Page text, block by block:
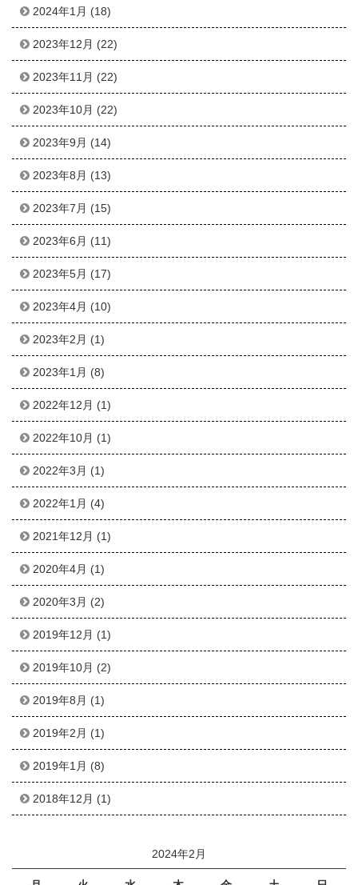
2024年1月 (18)
2023年12月 (22)
2023年11月 (22)
2023年10月 (22)
2023年9月 (14)
2023年8月 (13)
2023年7月 (15)
2023年6月 (11)
2023年5月 (17)
2023年4月 (10)
2023年2月 (1)
2023年1月 (8)
2022年12月 (1)
2022年10月 (1)
2022年3月 (1)
2022年1月 (4)
2021年12月 (1)
2020年4月 (1)
2020年3月 (2)
2019年12月 (1)
2019年10月 (2)
2019年8月 (1)
2019年2月 (1)
2019年1月 (8)
2018年12月 (1)
2024年2月